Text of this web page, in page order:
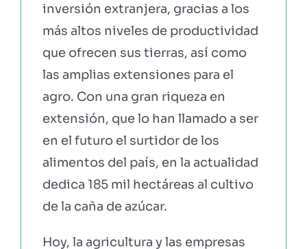
inversión extranjera, gracias a los
más altos niveles de productividad
que ofrecen sus tierras, así como
las amplias extensiones para el
agro. Con una gran riqueza en
extensión, que lo han llamado a ser
en el futuro el surtidor de los
alimentos del país, en la actualidad
dedica 185 mil hectáreas al cultivo
de la caña de azúcar.
Hoy, la agricultura y las empresas